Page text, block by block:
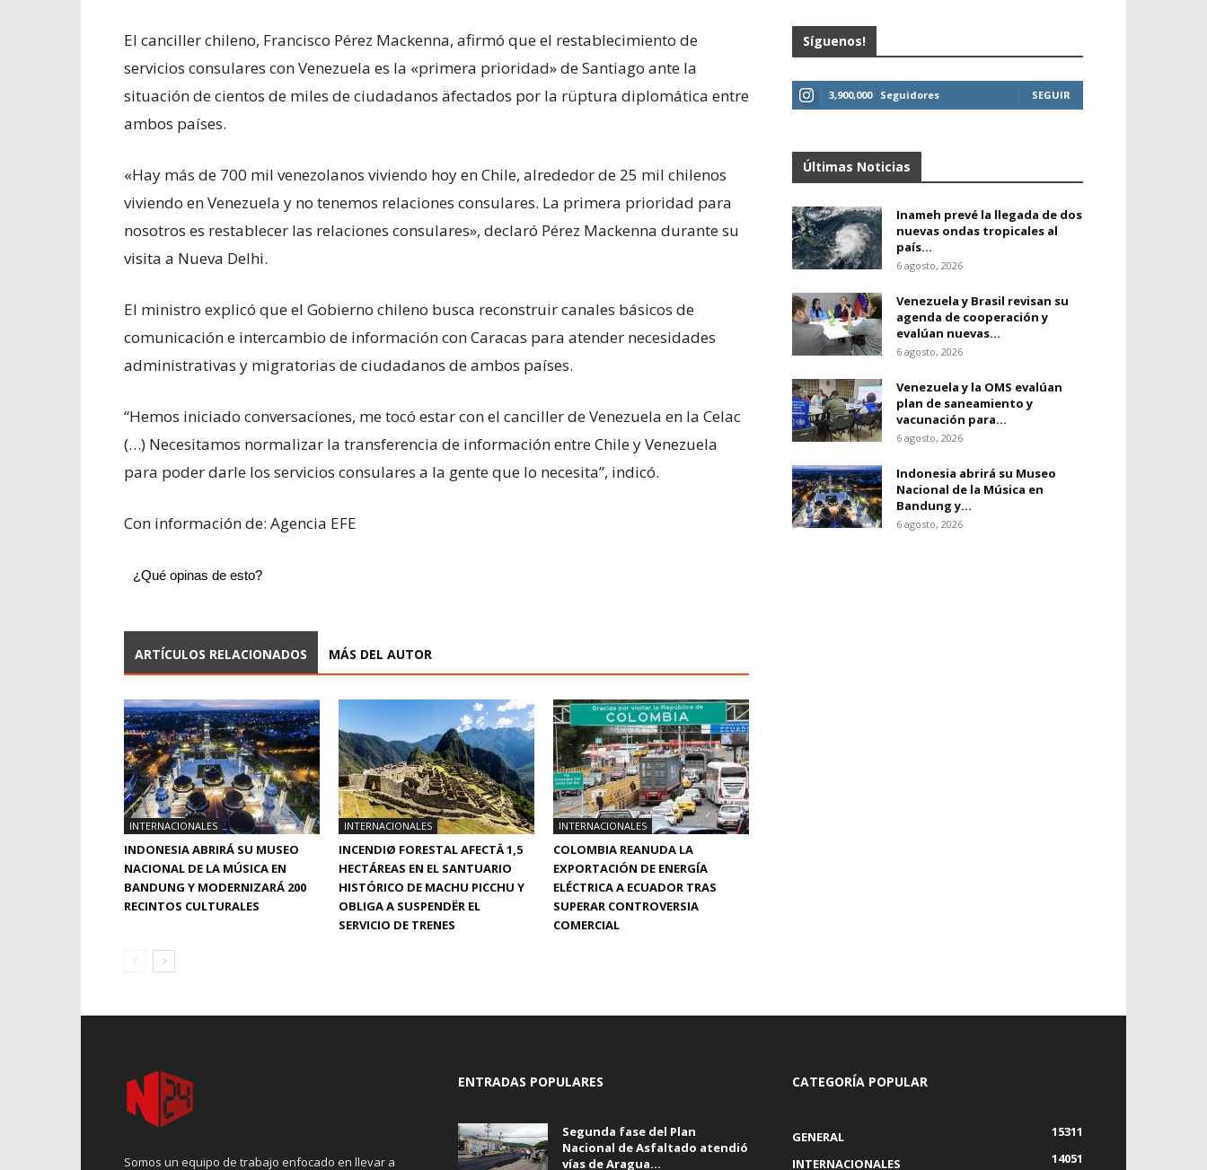
El canciller chileno, Francisco Pérez Mackenna, afirmó que el restablecimiento de
servicios consulares con Venezuela es la «primera prioridad» de Santiago ante la
situación de cientos de miles de ciudadanos äfectados por la rüptura diplomática entre
ambos países.
«Hay más de 700 mil venezolanos viviendo hoy en Chile, alrededor de 25 mil chilenos
viviendo en Venezuela y no tenemos relaciones consulares. La primera prioridad para
nosotros es restablecer las relaciones consulares», declaró Pérez Mackenna durante su
visita a Nueva Delhi.
El ministro explicó que el Gobierno chileno busca reconstruir canales básicos de
comunicación e intercambio de información con Caracas para atender necesidades
administrativas y migratorias de ciudadanos de ambos países.
“Hemos iniciado conversaciones, me tocó estar con el canciller de Venezuela en la Celac
(…) Necesitamos normalizar la transferencia de información entre Chile y Venezuela
para poder darle los servicios consulares a la gente que lo necesita”, indicó.
Con información de: Agencia EFE
¿Qué opinas de esto?
ARTÍCULOS RELACIONADOS MÁS DEL AUTOR
INTERNACIONALES
INDONESIA ABRIRÁ SU MUSEO
NACIONAL DE LA MÚSICA EN
BANDUNG Y MODERNIZARÁ 200
RECINTOS CULTURALES
INTERNACIONALES
INCENDIØ FORESTAL AFECTÄ 1,5
HECTÁREAS EN EL SANTUARIO
HISTÓRICO DE MACHU PICCHU Y
OBLIGA A SUSPENDËR EL
SERVICIO DE TRENES
INTERNACIONALES
COLOMBIA REANUDA LA
EXPORTACIÓN DE ENERGÍA
ELÉCTRICA A ECUADOR TRAS
SUPERAR CONTROVERSIA
COMERCIAL
Síguenos!
3,900,000 Seguidores SEGUIR
Últimas Noticias
Inameh prevé la llegada de dos
nuevas ondas tropicales al
país...
6 agosto, 2026
Venezuela y Brasil revisan su
agenda de cooperación y
evalúan nuevas...
6 agosto, 2026
Venezuela y la OMS evalúan
plan de saneamiento y
vacunación para...
6 agosto, 2026
Indonesia abrirá su Museo
Nacional de la Música en
Bandung y...
6 agosto, 2026
Somos un equipo de trabajo enfocado en llevar a
ENTRADAS POPULARES
Segunda fase del Plan
Nacional de Asfaltado atendió
vías de Aragua...
CATEGORÍA POPULAR
GENERAL
15311
INTERNACIONALES
14051